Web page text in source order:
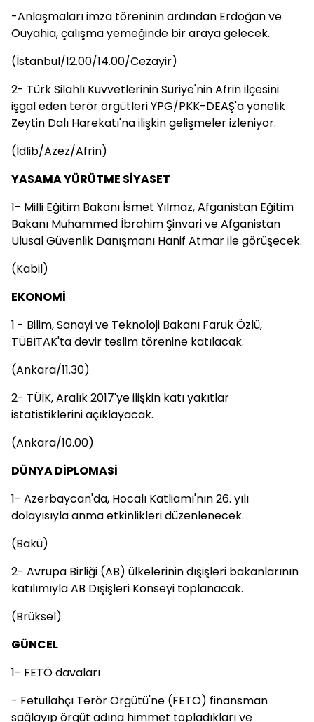
-Anlaşmaları imza töreninin ardından Erdoğan ve
Ouyahia, çalışma yemeğinde bir araya gelecek.
(İstanbul/12.00/14.00/Cezayir)
2- Türk Silahlı Kuvvetlerinin Suriye'nin Afrin ilçesini
işgal eden terör örgütleri YPG/PKK-DEAŞ'a yönelik
Zeytin Dalı Harekatı'na ilişkin gelişmeler izleniyor.
(İdlib/Azez/Afrin)
YASAMA YÜRÜTME SİYASET
1- Milli Eğitim Bakanı İsmet Yılmaz, Afganistan Eğitim
Bakanı Muhammed İbrahim Şinvari ve Afganistan
Ulusal Güvenlik Danışmanı Hanif Atmar ile görüşecek.
(Kabil)
EKONOMİ
1 - Bilim, Sanayi ve Teknoloji Bakanı Faruk Özlü,
TÜBİTAK'ta devir teslim törenine katılacak.
(Ankara/11.30)
2- TÜİK, Aralık 2017'ye ilişkin katı yakıtlar
istatistiklerini açıklayacak.
(Ankara/10.00)
DÜNYA DİPLOMASİ
1- Azerbaycan'da, Hocalı Katliamı'nın 26. yılı
dolayısıyla anma etkinlikleri düzenlenecek.
(Bakü)​
2- Avrupa Birliği (AB) ülkelerinin dışişleri bakanlarının
katılımıyla AB Dışişleri Konseyi toplanacak.
(Brüksel)
GÜNCEL
1- FETÖ davaları
- Fetullahçı Terör Örgütü'ne (FETÖ) finansman
sağlayıp örgüt adına himmet topladıkları ve